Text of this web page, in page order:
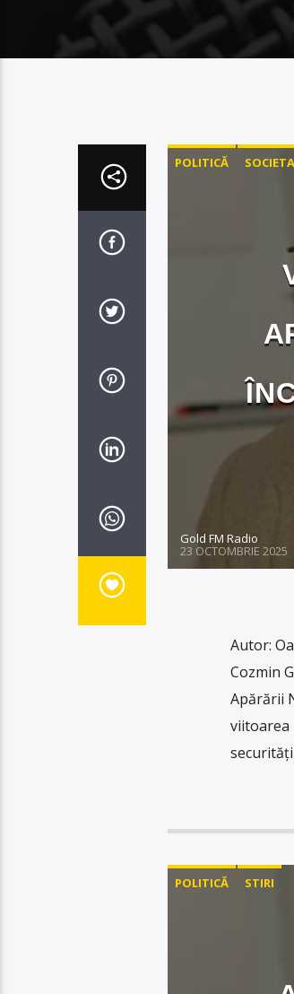
POLITICĂ
Gold FM Radio
23 OCTOMBRIE 2025
Autor:
Cozmin
Apărării
viitoarea
POLITICĂ STIRI